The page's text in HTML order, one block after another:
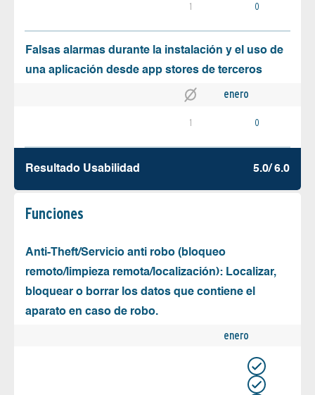
1 0
Falsas alarmas durante la instalación y el uso de
una aplicación desde app stores de terceros
enero
1 0
Resultado Usabilidad 5.0/ 6.0
Funciones
Anti-Theft/Servicio anti robo (bloqueo
remoto/limpieza remota/localización): Localizar,
bloquear o borrar los datos que contiene el
aparato en caso de robo.
enero